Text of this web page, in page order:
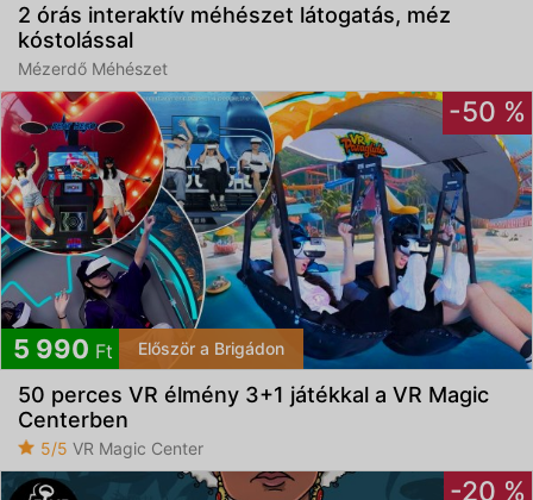
2 órás interaktív méhészet látogatás, méz
kóstolással
Mézerdő Méhészet
-50 %
5 990 Ft Először a Brigádon
50 perces VR élmény 3+1 játékkal a VR Magic
Centerben
5/5 VR Magic Center
-20 %